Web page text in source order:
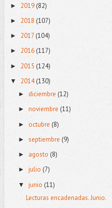
► 2019 (82)
► 2018 (107)
► 2017(104)
► 2016(117)
► 2015 (124)
▼ 2014(130)
► diciembre (12)
► noviembre (11)
► octubre (8)
► septiembre (9)
► agosto (8)
► julio (7)
▼ junio (11)
Lecturas encadenadas. Junio.